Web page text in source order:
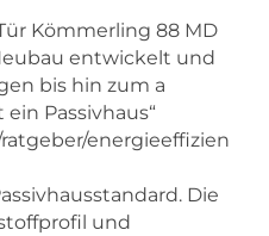
Kömmerling 88 MD
entwickelt und
bis hin zum a
ein Passivhaus“
energieeffizien
Die
und